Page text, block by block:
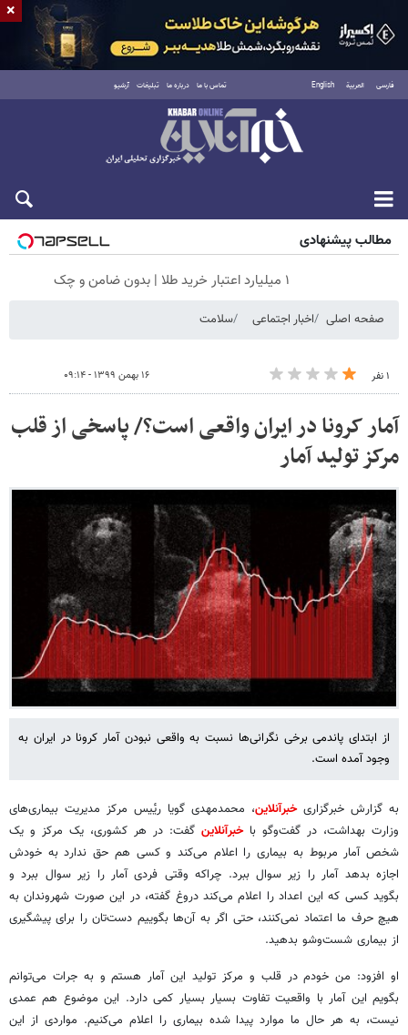
فارسی العربية English تماس با ما درباره ما تبلیغات آرشیو
جمعه ۱۶ مرداد ۱۴۰۵
مطالب پیشنهادی
۱ میلیارد اعتبار خرید طلا | بدون ضامن و چک
صفحه اصلی اخبار اجتماعی سلامت
۱ نفر ۱۶ بهمن ۱۳۹۹ - ۰۹:۱۴
آمار کرونا در ایران واقعی است؟/ پاسخی از قلب
مرکز تولید آمار
از ابتدای پاندمی برخی نگرانی‌ها نسبت به واقعی نبودن آمار کرونا در ایران به
وجود آمده است.
به گزارش خبرگزاریخبرآنلاین، محمدمهدی گویا ریٔیس مرکز مدیریت بیماری‌های
وزارت بهداشت، در گفت‌وگو باخبرآنلاین گفت: در هر کشوری، یک مرکز و یک
شخص آمار مربوط به بیماری را اعلام می‌کند و کسی هم حق ندارد به خودش
اجازه بدهد آمار را زیر سوال ببرد. چراکه وقتی فردی آمار را زیر سوال ببرد و
بگوید کسی که این اعداد را اعلام می‌کند دروغ گفته، در این صورت شهروندان به
هیچ حرف ما اعتماد نمی‌کنند، حتی اگر به آن‌ها بگوییم دست‌تان را برای پیشگیری
از بیماری شست‌وشو بدهید.
او افزود: من خودم در قلب و مرکز تولید این آمار هستم و به جرات می‌توانم
بگویم این آمار با واقعیت تفاوت بسیار بسیار کمی دارد. این موضوع هم عمدی
نیست، به هر حال ما موارد پیدا شده بیماری را اعلام می‌کنیم. مواردی از این
×